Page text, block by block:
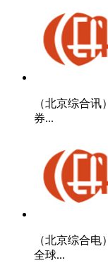
（北京综合
券...
（北京综合
全球...